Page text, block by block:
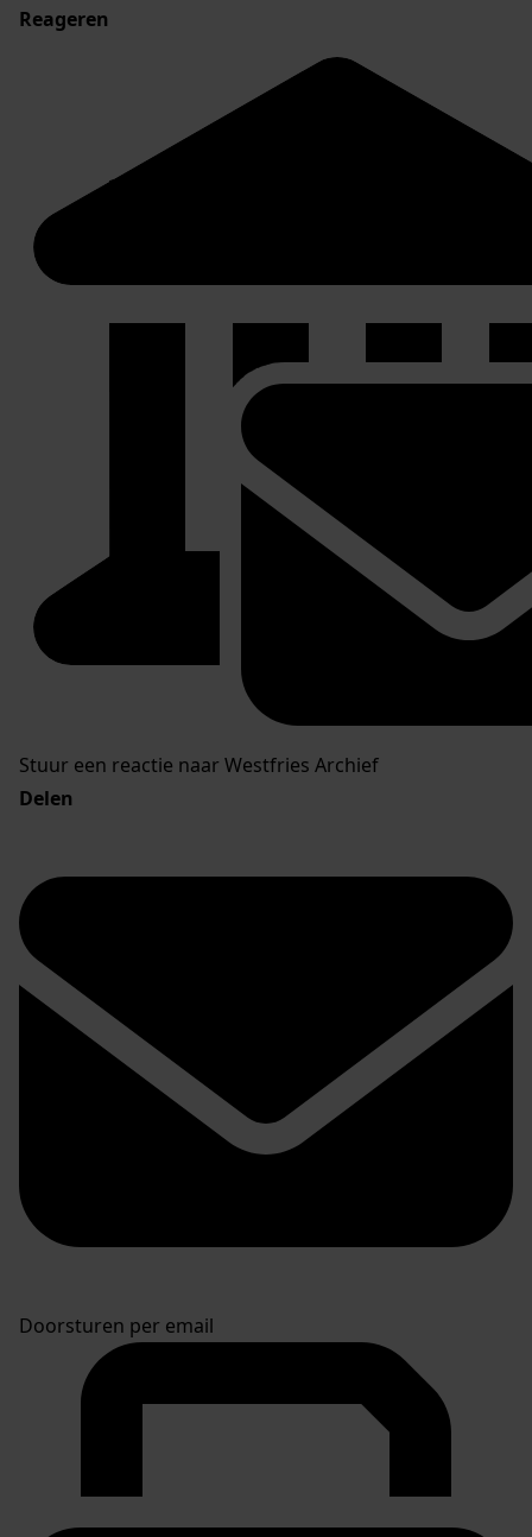
Reageren
Stuur een reactie naar Westfries Archief
Delen
Doorsturen per email